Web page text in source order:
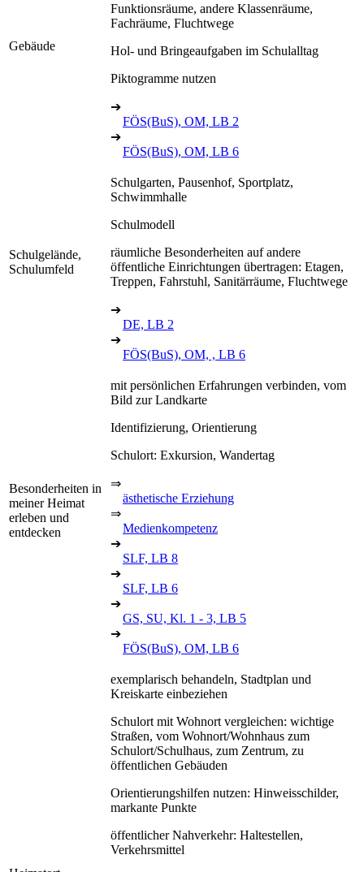
Gebäude
Funktionsräume, andere Klassenräume,
Fachräume, Fluchtwege
Hol- und Bringeaufgaben im Schulalltag
Piktogramme nutzen
➔
FÖS(BuS), OM, LB 2
➔
FÖS(BuS), OM, LB 6
Schulgelände,
Schulumfeld
Schulgarten, Pausenhof, Sportplatz,
Schwimmhalle
Schulmodell
räumliche Besonderheiten auf andere
öffentliche Einrichtungen übertragen: Etagen,
Treppen, Fahrstuhl, Sanitärräume, Fluchtwege
➔
DE, LB 2
➔
FÖS(BuS), OM, , LB 6
Besonderheiten in
meiner Heimat
erleben und
entdecken
mit persönlichen Erfahrungen verbinden, vom
Bild zur Landkarte
Identifizierung, Orientierung
Schulort: Exkursion, Wandertag
⇒
ästhetische Erziehung
⇒
Medienkompetenz
➔
SLF, LB 8
➔
SLF, LB 6
➔
GS, SU, Kl. 1 - 3, LB 5
➔
FÖS(BuS), OM, LB 6
exemplarisch behandeln, Stadtplan und
Kreiskarte einbeziehen
Schulort mit Wohnort vergleichen: wichtige
Straßen, vom Wohnort/Wohnhaus zum
Schulort/Schulhaus, zum Zentrum, zu
öffentlichen Gebäuden
Orientierungshilfen nutzen: Hinweisschilder,
markante Punkte
öffentlicher Nahverkehr: Haltestellen,
Verkehrsmittel